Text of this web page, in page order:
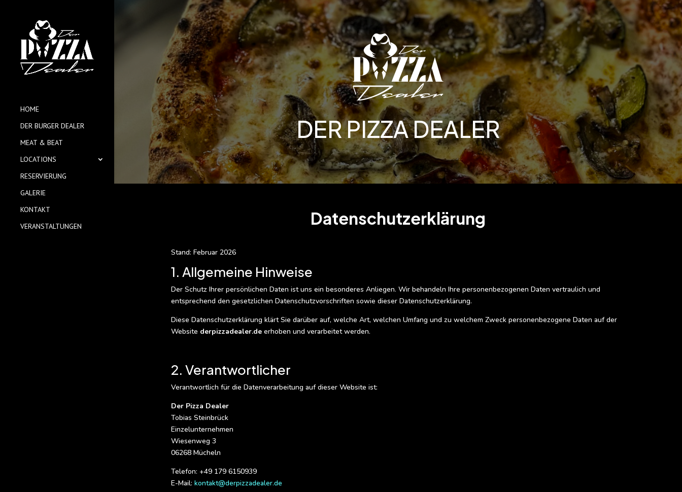
HOME
DER BURGER DEALER
MEAT & BEAT
LOCATIONS
RESERVIERUNG
GALERIE
KONTAKT
VERANSTALTUNGEN
DER PIZZA DEALER
Datenschutzerklärung
Stand: Februar 2026
1. Allgemeine Hinweise
Der Schutz Ihrer persönlichen Daten ist uns ein besonderes Anliegen. Wir behandeln Ihre personenbezogenen Daten vertraulich und
entsprechend den gesetzlichen Datenschutzvorschriften sowie dieser Datenschutzerklärung.
Diese Datenschutzerklärung klärt Sie darüber auf, welche Art, welchen Umfang und zu welchem Zweck personenbezogene Daten auf der
Website derpizzadealer.deerhoben und verarbeitet werden.
2. Verantwortlicher
Verantwortlich für die Datenverarbeitung auf dieser Website ist:
Der Pizza Dealer
Tobias Steinbrück
Einzelunternehmen
Wiesenweg 3
06268 Mücheln
Telefon: +49 179 6150939
E-Mail: kontakt@derpizzadealer.de